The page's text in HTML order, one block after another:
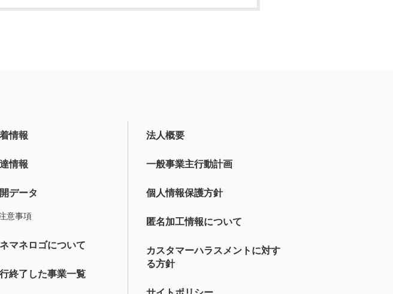
情報
情報
データ
意事項
マネロゴについて
終了した事業一覧
法人概要
一般事業主行動計画
個人情報保護方針
匿名加工情報について
カスタマーハラスメントに対す
る方針